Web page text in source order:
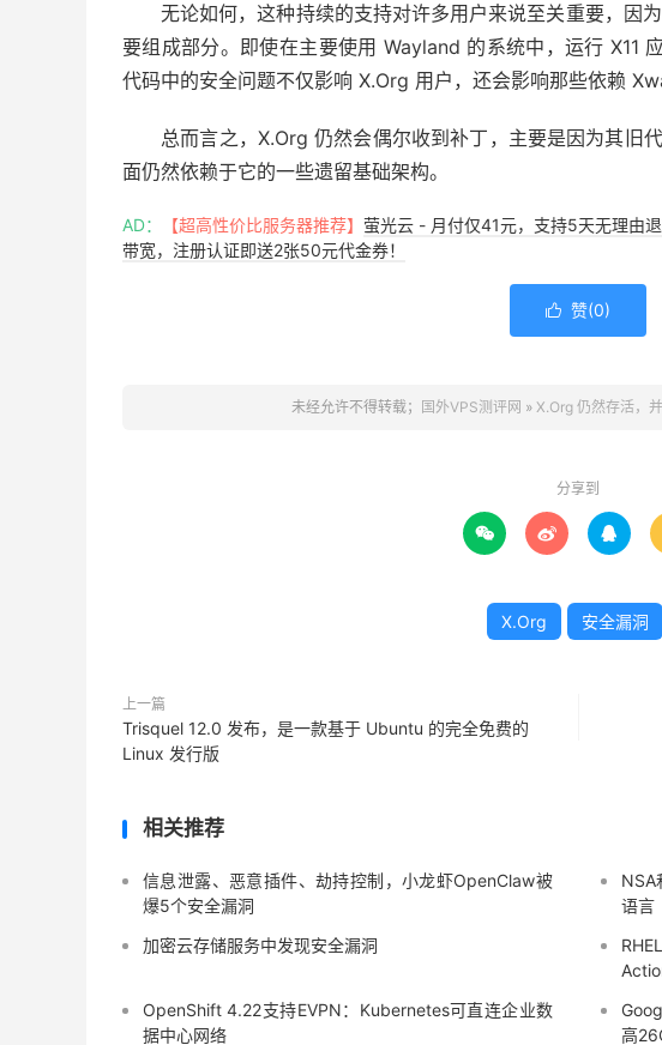
无论如何，这种持续的支持对许多用户来说至关重要，因
要组成部分。即使在主要使用 Wayland 的系统中，运行 X11
代码中的安全问题不仅影响 X.Org 用户，还会影响那些依赖
总而言之，X.Org 仍然会偶尔收到补丁，主要是因为其旧
面仍然依赖于它的一些遗留基础架构。
AD： 【超高性价比服务器推荐】 萤光云 - 月付仅41元，支持5天无理由
带宽，注册认证即送2张50元代金券！
 赞(0)
未经允许不得转载； 国外VPS测评网 » X.Org 仍然存活，
分享到
  
X.Org 安全漏洞
上一篇
Trisquel 12.0 发布，是一款基于 Ubuntu 的完全免费的
Linux 发行版
相关推荐
信息泄露、恶意插件、劫持控制，小龙虾OpenClaw被
爆5个安全漏洞
NSA
语言
加密云存储服务中发现安全漏洞
OpenShift 4.22支持EVPN：Kubernetes可直连企业数
据中心网络
高